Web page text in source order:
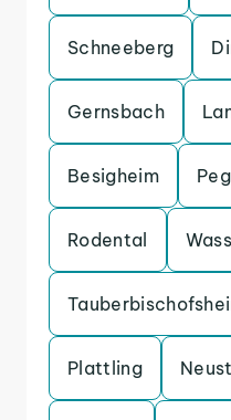
Schneeberg
Gernsbach
Besigheim
Rodental
Plattling